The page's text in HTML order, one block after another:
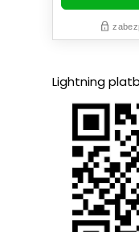
Lightning